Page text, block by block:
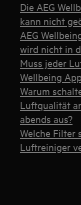
Die AEG
kann nicht
AEG
wird nicht in
Muss jeder
Wellbeing
Warum
Luftqualität
abends aus?
Welche Filter
Luftreiniger